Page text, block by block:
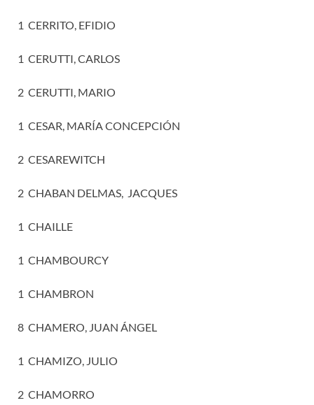
1 CERRITO, EFIDIO
1 CERUTTI, CARLOS
2 CERUTTI, MARIO
1 CESAR, MARÍA CONCEPCIÓN
2 CESAREWITCH
2 CHABAN DELMAS, JACQUES
1 CHAILLE
1 CHAMBOURCY
1 CHAMBRON
8 CHAMERO, JUAN ÁNGEL
1 CHAMIZO, JULIO
2 CHAMORRO